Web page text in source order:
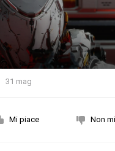
31 mag
Mi piace Non